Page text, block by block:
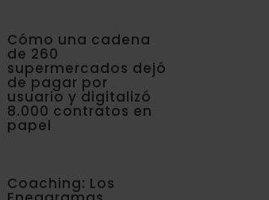
Cómo una cadena
de 260
supermercados dejó
de pagar por
usuario y digitalizó
8.000 contratos en
papel
Coaching: Los